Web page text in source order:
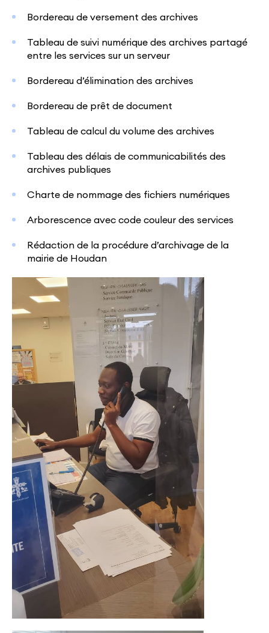
Bordereau de versement des archives
Tableau de suivi numérique des archives partagé
entre les services sur un serveur
Bordereau d’élimination des archives
Bordereau de prêt de document
Tableau de calcul du volume des archives
Tableau des délais de communicabilités des
archives publiques
Charte de nommage des fichiers numériques
Arborescence avec code couleur des services
Rédaction de la procédure d’archivage de la
mairie de Houdan